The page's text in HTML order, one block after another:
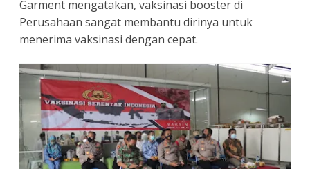
Garment mengatakan, vaksinasi booster di
Perusahaan sangat membantu dirinya untuk
menerima vaksinasi dengan cepat.